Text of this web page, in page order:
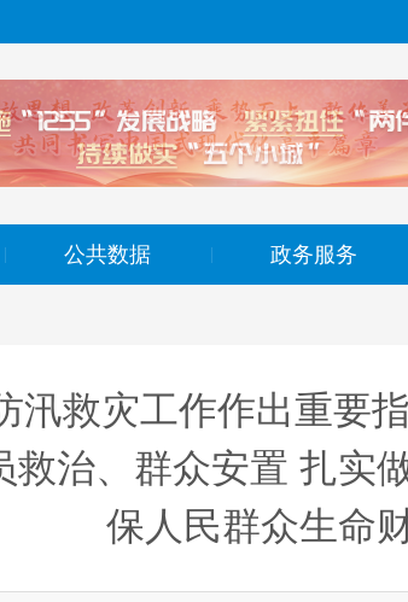
公共数据 政务服务
汛救灾工作作出重要
救治、群众安置 扎实
保人民群众生命